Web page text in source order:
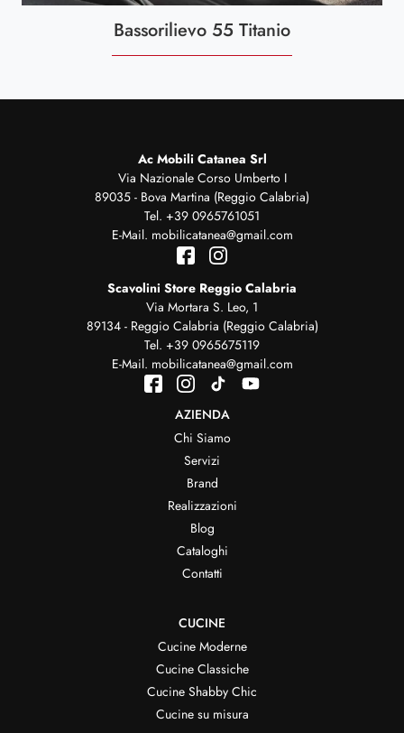
Bassorilievo 55 Titanio
Ac Mobili Catanea Srl
Via Nazionale Corso Umberto I
89035 - Bova Martina (Reggio Calabria)
Tel. +39 0965761051
E-Mail. mobilicatanea@gmail.com
Scavolini Store Reggio Calabria
Via Mortara S. Leo, 1
89134 - Reggio Calabria (Reggio Calabria)
Tel. +39 0965675119
E-Mail. mobilicatanea@gmail.com
AZIENDA
Chi Siamo
Servizi
Brand
Realizzazioni
Blog
Cataloghi
Contatti
CUCINE
Cucine Moderne
Cucine Classiche
Cucine Shabby Chic
Cucine su misura